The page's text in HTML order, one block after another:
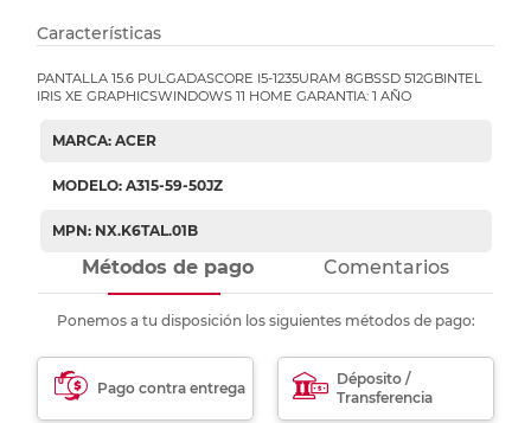
Características
PANTALLA 15.6 PULGADASCORE I5-1235URAM 8GBSSD 512GBINTEL
IRIS XE GRAPHICSWINDOWS 11 HOME GARANTIA: 1 AÑO
MARCA: ACER
MODELO: A315-59-50JZ
MPN: NX.K6TAL.01B
Métodos de pago Comentarios
Ponemos a tu disposición los siguientes métodos de pago:
Pago contra entrega
Déposito /
Transferencia